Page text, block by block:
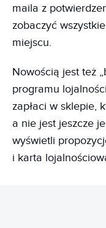
maila z
zobaczyć
miejscu.
Nowością jest też
programu
zapłaci w sklepie,
a nie jest jeszcze
wyświetli
i karta